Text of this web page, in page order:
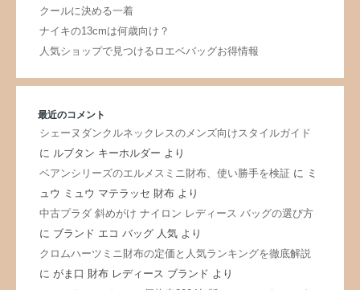
クールに決める一着
ナイキの13cmは何歳向け？
人気ショップで見つけるロエベバッグお得情報
最近のコメント
シェーヌダンクルネックレスのメンズ向けスタイルガイド
に ルブタン キーホルダー より
ベアンシリーズのエルメスミニ財布、使い勝手を検証に ミ
ュウ ミュウ マテラッセ 財布より
中古プラダ 斜めがけ ナイロン レディース バッグの選び方
に ブランド エコ バッグ 人気より
クロムハーツミニ財布の定価と人気ランキングを徹底解説
に がま口 財布 レディース ブランド より